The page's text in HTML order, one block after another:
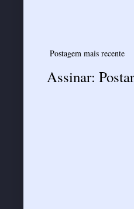
Postagem mais recente
Assinar: